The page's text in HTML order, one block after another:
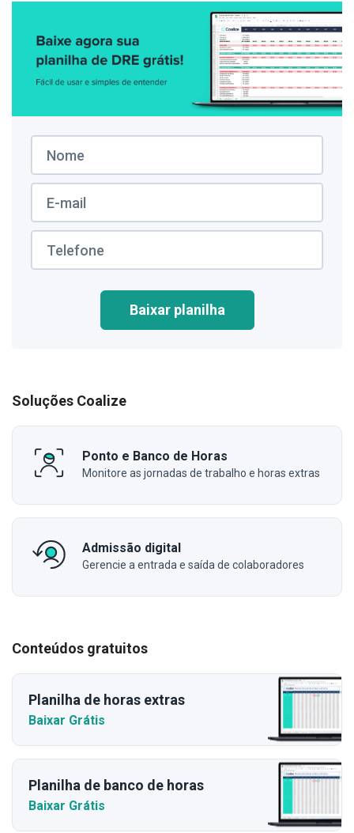
Baixar planilha
Soluções Coalize
Ponto e Banco de Horas
Monitore as jornadas de trabalho e horas extras
Admissão digital
Gerencie a entrada e saída de colaboradores
Conteúdos gratuitos
Planilha de horas extras
Baixar Grátis
Planilha de banco de horas
Baixar Grátis